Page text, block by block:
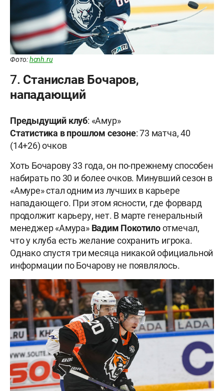
Фото:hcnh.ru
7. Станислав Бочаров,
нападающий
Предыдущий клуб: «Амур»
Статистика в прошлом сезоне: 73 матча, 40
(14+26) очков
Хоть Бочарову 33 года, он по-прежнему способен
набирать по 30 и более очков. Минувший сезон в
«Амуре» стал одним из лучших в карьере
нападающего. При этом ясности, где форвард
продолжит карьеру, нет. В марте генеральный
менеджер «Амура» Вадим Покотилоотмечал,
что у клуба есть желание сохранить игрока.
Однако спустя три месяца никакой официальной
информации по Бочарову не появлялось.